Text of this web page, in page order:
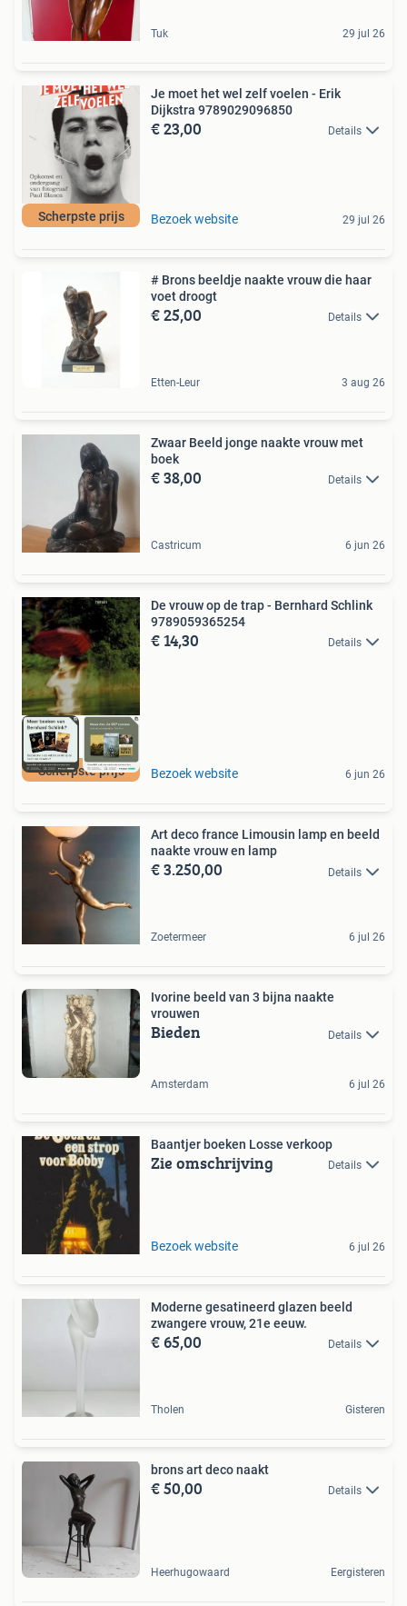
Tuk 29 jul 26
Scherpste prijs
Je moet het wel zelf voelen - Erik
Dijkstra 9789029096850
€ 23,00 Details
Bezoek website 29 jul 26
# Brons beeldje naakte vrouw die haar
voet droogt
€ 25,00 Details
Etten-Leur 3 aug 26
Zwaar Beeld jonge naakte vrouw met
boek
€ 38,00 Details
Castricum 6 jun 26
Scherpste prijs
De vrouw op de trap - Bernhard Schlink
9789059365254
€ 14,30 Details
Bezoek website 6 jun 26
Art deco france Limousin lamp en beeld
naakte vrouw en lamp
€ 3.250,00 Details
Zoetermeer 6 jul 26
Ivorine beeld van 3 bijna naakte
vrouwen
Bieden Details
Amsterdam 6 jul 26
Baantjer boeken Losse verkoop
Zie omschrijving Details
Bezoek website 6 jul 26
Moderne gesatineerd glazen beeld
zwangere vrouw, 21e eeuw.
€ 65,00 Details
Tholen Gisteren
brons art deco naakt
€ 50,00 Details
Heerhugowaard Eergisteren